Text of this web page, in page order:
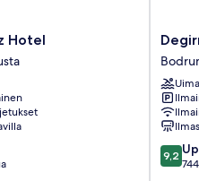
Hotel
9.2
kautta
9,2